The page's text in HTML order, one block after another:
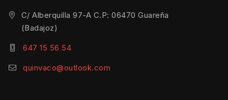
C/ Alberquilla 97-A C.P: 06470 Guareña
(Badajoz)
647 15 56 54
quinvaco@outlook.com